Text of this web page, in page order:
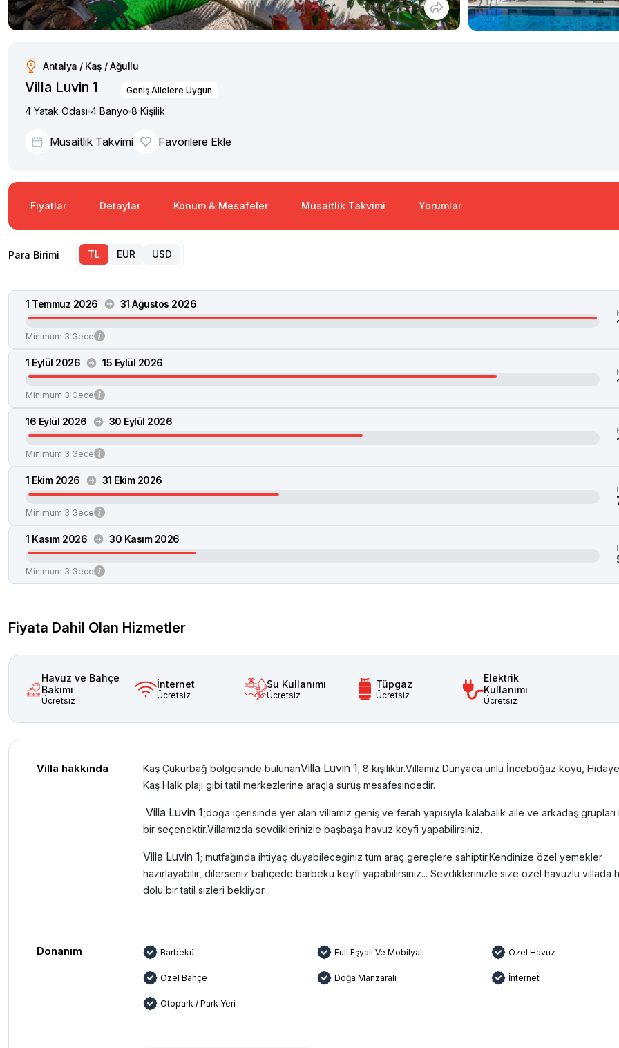
Antalya / Kaş / Ağullu
Villa Luvin 1 Geniş Ailelere Uygun
4 Yatak Odası 4 Banyo 8 Kişilik
Müsaitlik Takvimi Favorilere Ekle
Fiyatlar Detaylar Konum & Mesafeler Müsaitlik Takvimi Yorumlar
Para Birimi TL EUR USD
1 Temmuz 2026 31 Ağustos 2026
Minimum 3 Gece
1 Eylül 2026 15 Eylül 2026
Minimum 3 Gece
16 Eylül 2026 30 Eylül 2026
Minimum 3 Gece
1 Ekim 2026 31 Ekim 2026
Minimum 3 Gece
1 Kasım 2026 30 Kasım 2026
Minimum 3 Gece
Fiyata Dahil Olan Hizmetler
Havuz ve Bahçe
Bakımı
Ücretsiz
İnternet
Ücretsiz
Su Kullanımı
Ücretsiz
Tüpgaz
Ücretsiz
Elektrik
Kullanımı
Ücretsiz
Villa hakkında Kaş Çukurbağ bölgesinde bulunanVilla Luvin 1; 8 kişiliktir.Villamız Dünyaca ünlü İnceboğaz koyu,
Kaş Halk plajı gibi tatil merkezlerine araçla sürüş mesafesindedir.
Villa Luvin 1;doğa içerisinde yer alan villamız geniş ve ferah yapısıyla kalabalık aile ve arkadaş grupları
bir seçenektir.Villamızda sevdiklerinizle başbaşa havuz keyfi yapabilirsiniz.
Villa Luvin 1; mutfağında ihtiyaç duyabileceğiniz tüm araç gereçlere sahiptir.Kendinize özel yemekler
hazırlayabilir, dilerseniz bahçede barbekü keyfi yapabilirsiniz... Sevdiklerinizle size özel havuzlu villada
dolu bir tatil sizleri bekliyor...
Donanım Barbekü Full Eşyalı Ve Mobilyalı Özel Havuz
Özel Bahçe Doğa Manzaralı İnternet
Otopark / Park Yeri